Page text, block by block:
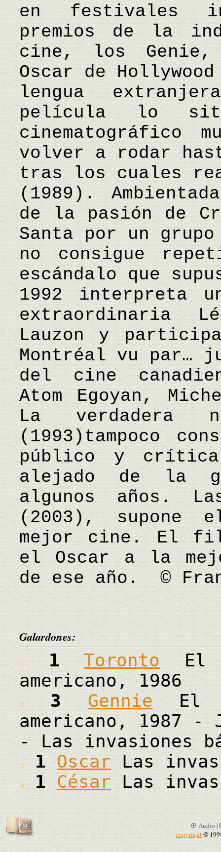
en festivales
premios de la
cine, los Genie,
Oscar de
lengua
película lo
cinematográfico
volver a rodar
tras los cuales
(1989).
de la pasión de
Santa por un
no consigue
escándalo que
1992 interpreta
extraordinaria
Lauzon y
Montréal vu par…
del cine
Atom Egoyan,
La verdadera
(1993)tampoco
público y
alejado de la
algunos años.
(2003), supone
mejor cine. El
el Oscar a la
de ese año. ©
Galardones:
1Toronto El
americano, 1986
3GennieEl
americano, 1987 -
- Las invasiones
1OscarLas
1CésarLas
Audio |
copyright©